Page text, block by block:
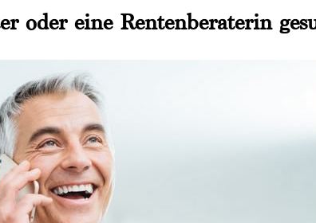
oder eine Rentenberaterin